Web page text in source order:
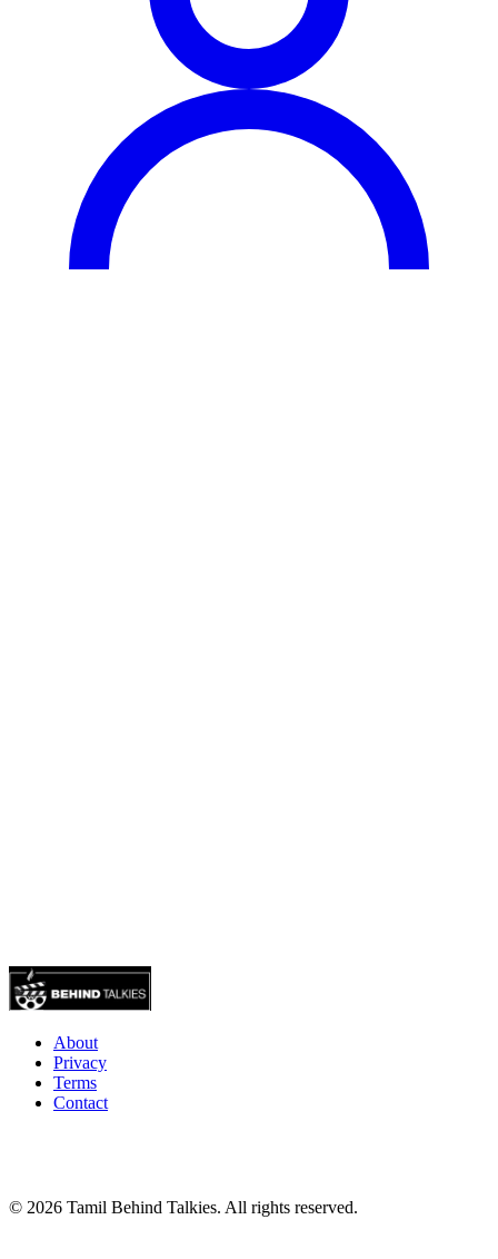
About
Privacy
Terms
Contact
© 2026 Tamil Behind Talkies. All rights reserved.